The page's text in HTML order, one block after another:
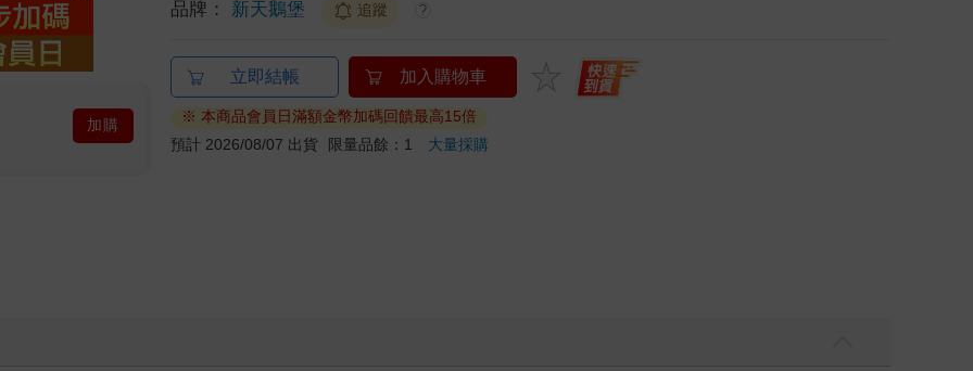
加購
品牌： 新天鵝堡 追蹤 ?
立即結帳 加入購物車
※ 本商品會員日滿額金幣加碼回饋最高15倍
預計 2026/08/07 出貨
限量品餘：1 大量採購